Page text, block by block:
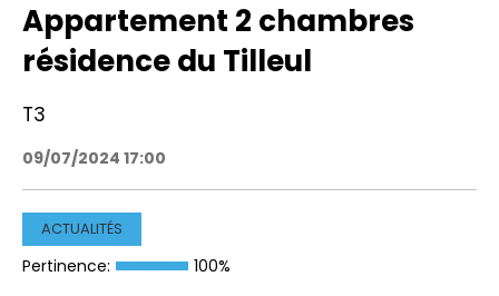
Appartement 2 chambres
résidence du Tilleul
T3
09/07/2024 17:00
ACTUALITÉS
Pertinence: 100%